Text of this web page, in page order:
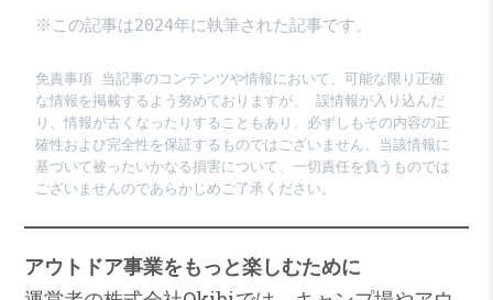
※この記事は2024年に執筆された記事です。
免責事項 当記事のコンテンツや情報において、可能な限り正確
な情報を掲載するよう努めておりますが、 誤情報が入り込んだ
り、情報が古くなったりすることもあり、必ずしもその内容の正
確性および完全性を保証するものではございません。当該情報に
基づいて被ったいかなる損害について、一切責任を負うものでは
ございませんのであらかじめご了承ください。
アウトドア事業をもっと楽しむために